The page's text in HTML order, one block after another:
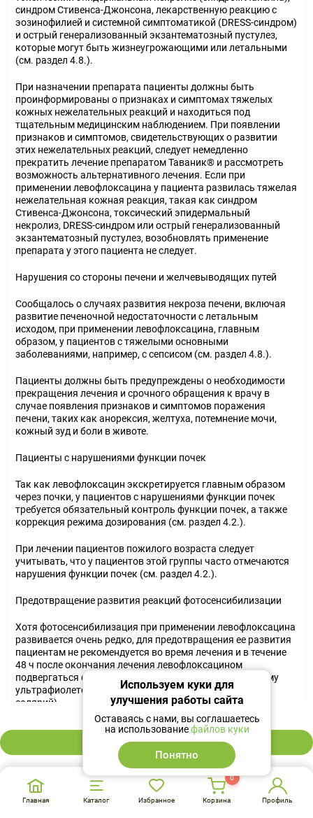
628 ₽
В корзину
синдром Стивенса-Джонсона, лекарственную реакцию с
эозинофилией и системной симптоматикой (DRESS-синдром)
и острый генерализованный экзантематозный пустулез,
которые могут быть жизнеугрожающими или летальными
(см. раздел 4.8.).
При назначении препарата пациенты должны быть
проинформированы о признаках и симптомах тяжелых
кожных нежелательных реакций и находиться под
тщательным медицинским наблюдением. При появлении
признаков и симптомов, свидетельствующих о развитии
этих нежелательных реакций, следует немедленно
прекратить лечение препаратом Таваник® и рассмотреть
возможность альтернативного лечения. Если при
применении левофлоксацина у пациента развилась тяжелая
нежелательная кожная реакция, такая как синдром
Стивенса-Джонсона, токсический эпидермальный
некролиз, DRESS-синдром или острый генерализованный
экзантематозный пустулез, возобновлять применение
препарата у этого пациента не следует.
Нарушения со стороны печени и желчевыводящих путей
Сообщалось о случаях развития некроза печени, включая
развитие печеночной недостаточности с летальным
исходом, при применении левофлоксацина, главным
образом, у пациентов с тяжелыми основными
заболеваниями, например, с сепсисом (см. раздел 4.8.).
Пациенты должны быть предупреждены о необходимости
прекращения лечения и срочного обращения к врачу в
случае появления признаков и симптомов поражения
печени, таких как анорексия, желтуха, потемнение мочи,
кожный зуд и боли в животе.
Пациенты с нарушениями функции почек
Так как левофлоксацин экскретируется главным образом
через почки, у пациентов с нарушениями функции почек
требуется обязательный контроль функции почек, а также
коррекция режима дозирования (см. раздел 4.2.).
При лечении пациентов пожилого возраста следует
учитывать, что у пациентов этой группы часто отмечаются
нарушения функции почек (см. раздел 4.2.).
Предотвращение развития реакций фотосенсибилизации
Хотя фотосенсибилизация при применении левофлоксацина
развивается очень редко, для предотвращения ее развития
пациентам не рекомендуется во время лечения и в течение
48 ч после окончания лечения левофлоксацином
подвергаться сильному солнечному или искусственному
ультрафиолетовому облучению (например, посещать
солярий).
Суперинфекция
Как и при применении других антибиотиков, применение
левофлоксацина, особенно в течение длительного времени,
может приводить к усиленному размножению резистентных
к нему микроорганизмов (бактерий и грибов), что может
вызывать изменения нормальной микрофлоры человека. В
Главная Каталог Избранное Корзина
0
Профиль
Используем куки для
улучшения работы сайта
Оставаясь с нами, вы соглашаетесь
на использованиефайлов куки
Понятно